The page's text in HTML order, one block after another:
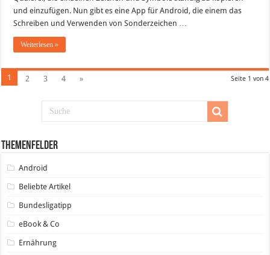
„Symbols“
und einzufügen. Nun gibt es eine App für Android, die einem das
Schreiben und Verwenden von Sonderzeichen …
Weiterlesen »
Seite 1 von 4
1 2 3 4 »
Themenfelder
Android
Beliebte Artikel
Bundesligatipp
eBook & Co
Ernährung